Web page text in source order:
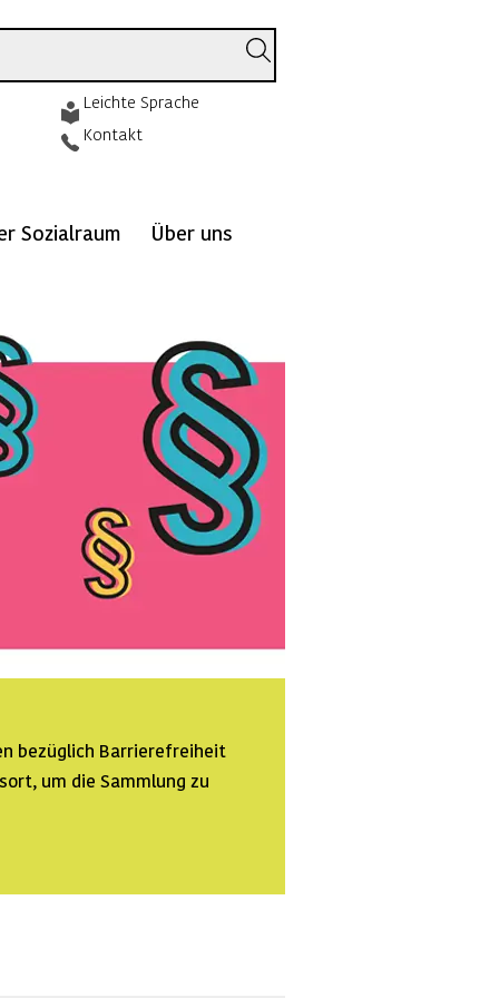
Leichte Sprache
Kontakt
Sozialraum Über uns
bezüglich Barrierefreiheit
um die Sammlung zu